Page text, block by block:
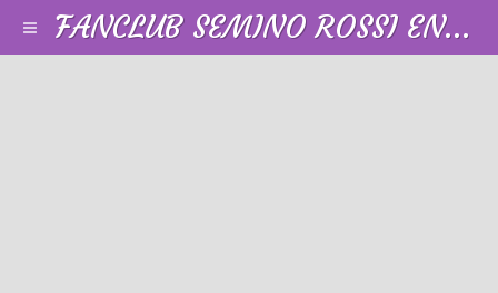
FANCLUB SEMINO ROSSI EN FRANCE